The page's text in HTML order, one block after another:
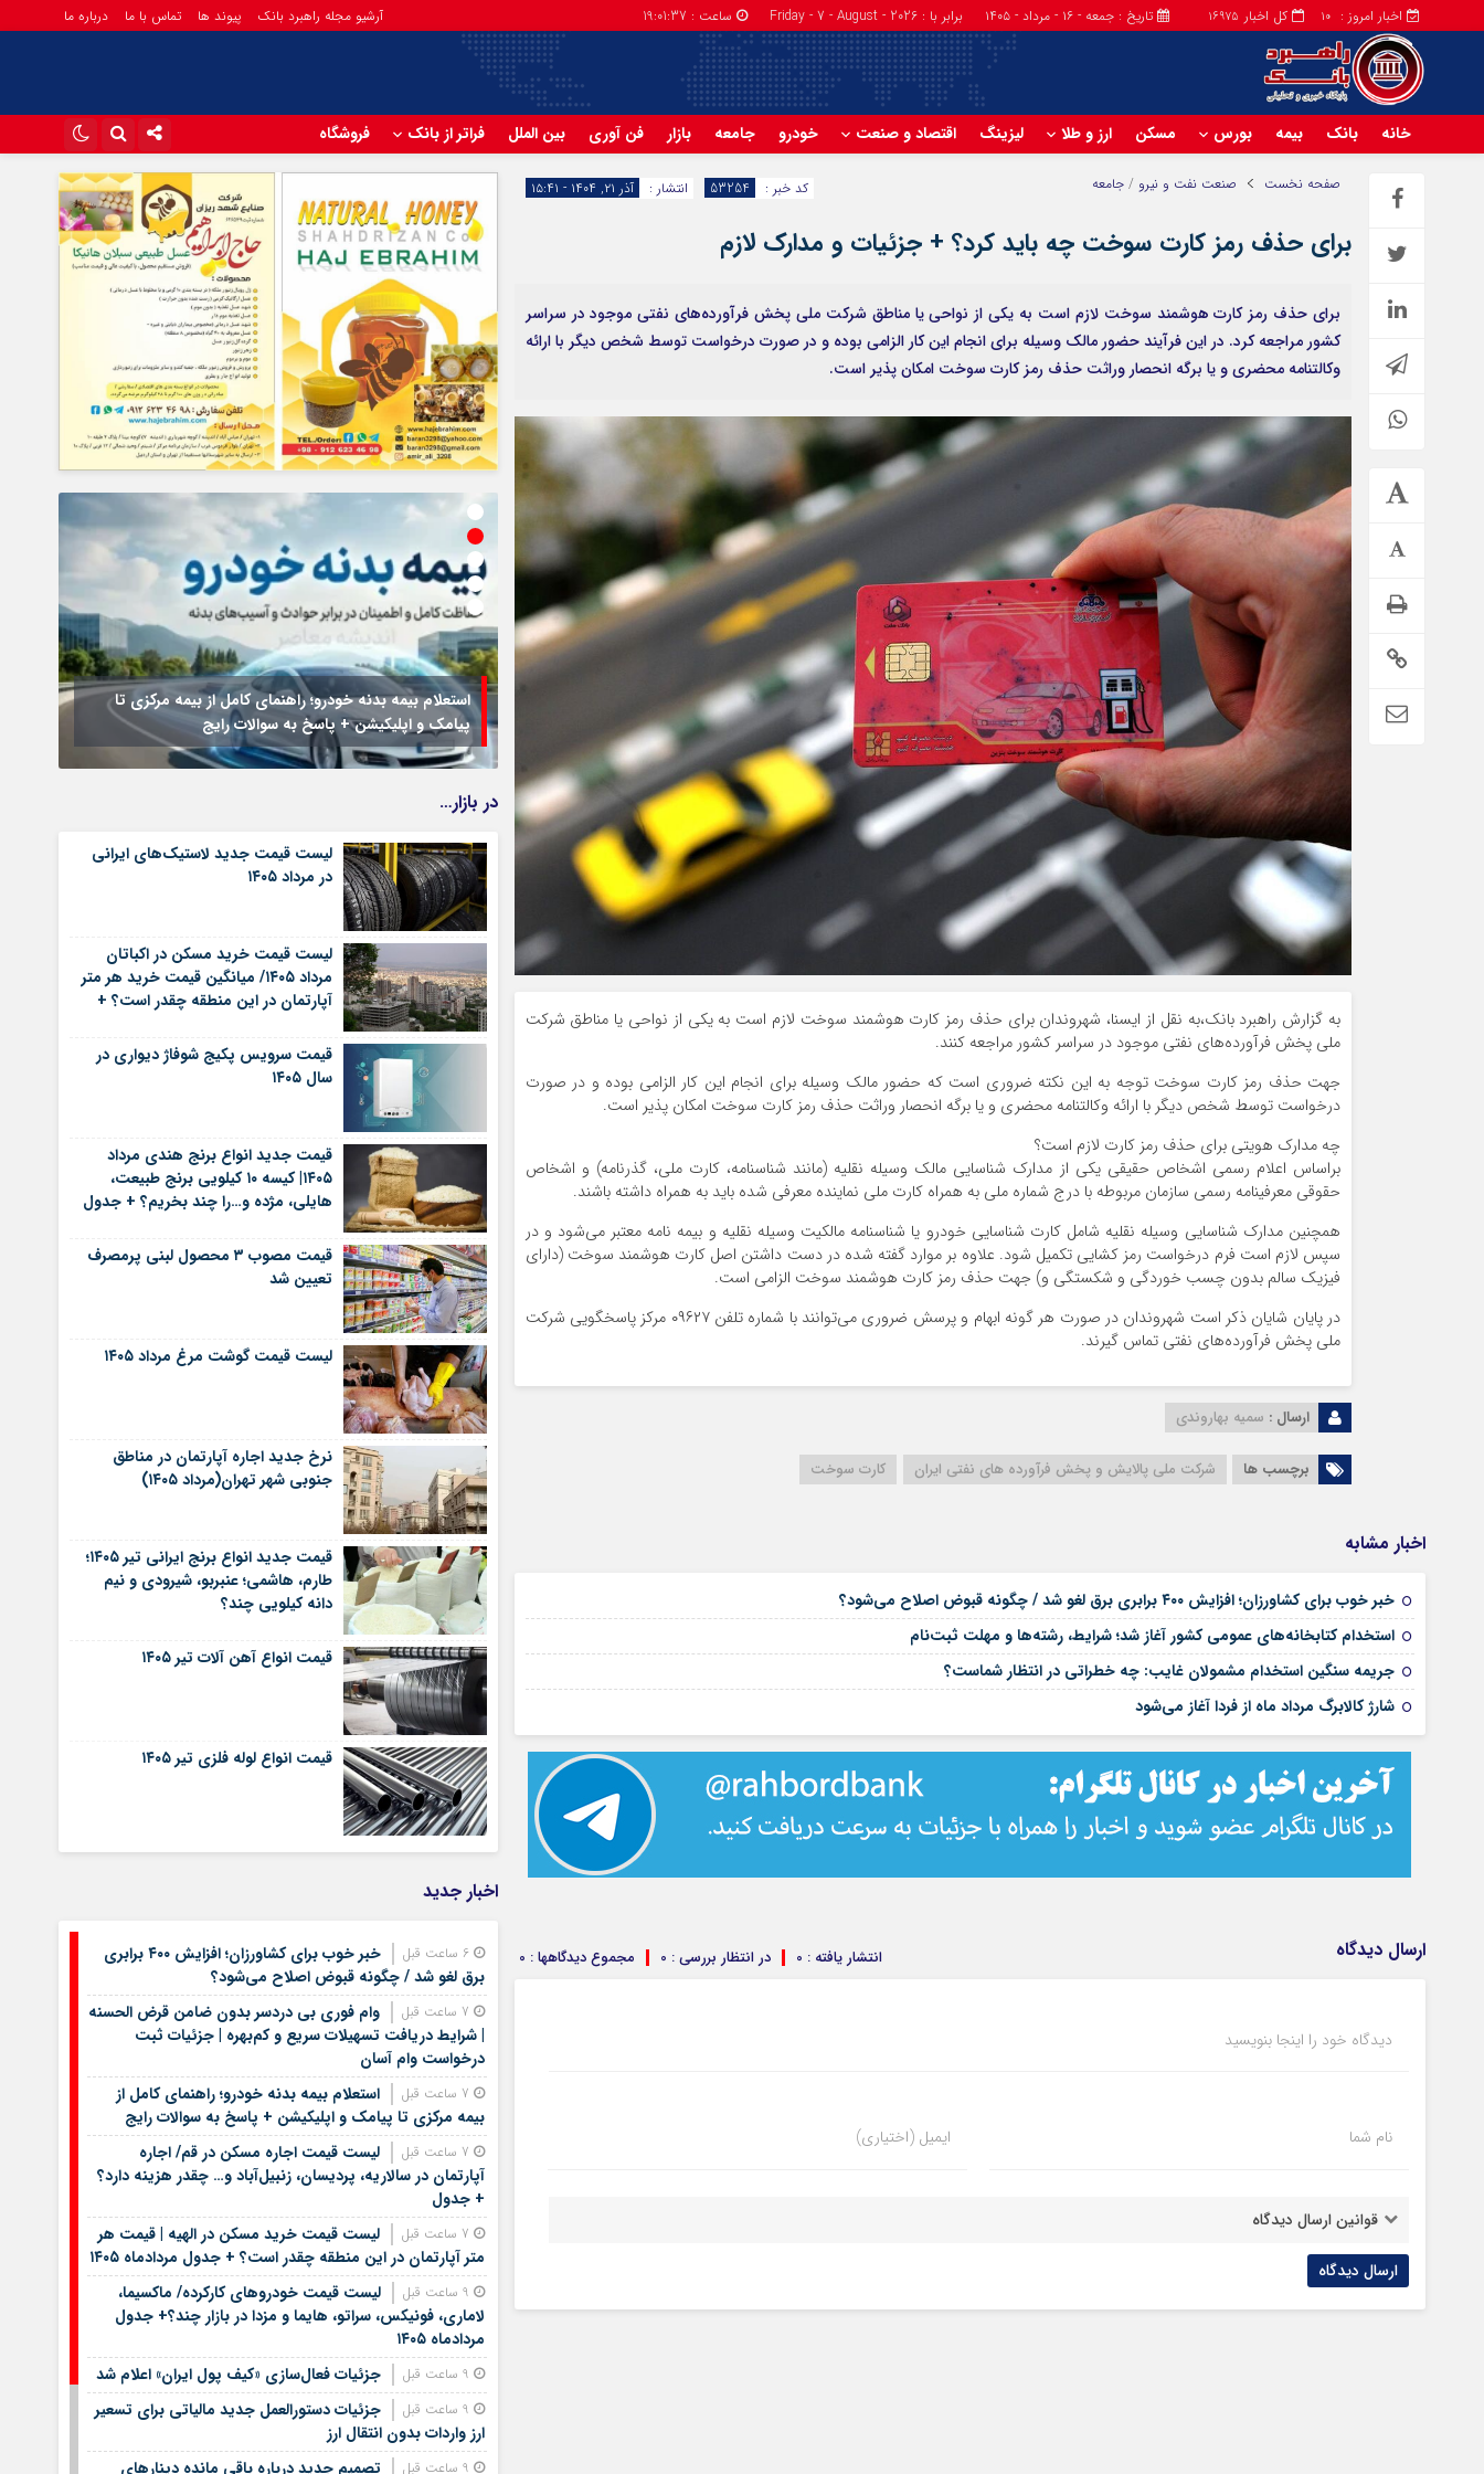
کل اخبار 16975 اخبار امروز : 10 تاریخ : جمعه - ۱۶ - مرداد - ۱۴۰۵ برابر با : Friday - 7 - August - 2026 ساعت : 19:01:37 آرشیو مجله راهبرد بانک پیوند ها تماس با ما درباره ما
خانه بانک بیمه بورس مسکن ارز و طلا لیزینگ اقتصاد و صنعت خودرو جامعه بازار فن آوری بین الملل فراتر از بانک فروشگاه
اینستاگرام
تلگرام
آپارات
صفحه نخست صنعت نفت و نیرو / جامعه انتشار : آذر ۲۱, ۱۴۰۴ - ۱۵:۴۱ کد خبر : 53254
برای حذف رمز کارت سوخت چه باید کرد؟ + جزئیات و مدارک لازم
برای حذف رمز کارت هوشمند سوخت لازم است به یکی از نواحی یا مناطق شرکت ملی پخش فرآورده‌های نفتی موجود در سراسر
کشور مراجعه کرد. در این فرآیند حضور مالک وسیله برای انجام این کار الزامی بوده و در صورت درخواست توسط شخص دیگر با ارائه
وکالتنامه محضری و یا برگه انحصار وراثت حذف رمز کارت سوخت امکان پذیر است.
به گزارش راهبرد بانک،به نقل از ایسنا، شهروندان برای حذف رمز کارت هوشمند سوخت لازم است به یکی از نواحی یا مناطق شرکت
ملی پخش فرآورده‌های نفتی موجود در سراسر کشور مراجعه کنند.
جهت حذف رمز کارت سوخت توجه به این نکته ضروری است که حضور مالک وسیله برای انجام این کار الزامی بوده و در صورت
درخواست توسط شخص دیگر با ارائه وکالتنامه محضری و یا برگه انحصار وراثت حذف رمز کارت سوخت امکان پذیر است.
چه مدارک هویتی برای حذف رمز کارت لازم است؟
براساس اعلام رسمی اشخاص حقیقی یکی از مدارک شناسایی مالک وسیله نقلیه (مانند شناسنامه، کارت ملی، گذرنامه) و اشخاص
حقوقی معرفینامه رسمی سازمان مربوطه با درج شماره ملی به همراه کارت ملی نماینده معرفی شده باید به همراه داشته باشند.
همچنین مدارک شناسایی وسیله نقلیه شامل کارت شناسایی خودرو یا شناسنامه مالکیت وسیله نقلیه و بیمه نامه معتبر می‌شود و در
سپس لازم است فرم درخواست رمز کشایی تکمیل شود. علاوه بر موارد گفته شده در دست داشتن اصل کارت هوشمند سوخت (دارای
فیزیک سالم بدون چسب خوردگی و شکستگی و) جهت حذف رمز کارت هوشمند سوخت الزامی است.
در پایان شایان ذکر است شهروندان در صورت هر گونه ابهام و پرسش ضروری می‌توانند با شماره تلفن ۰۹۶۲۷ مرکز پاسخگویی شرکت
ملی پخش فرآورده‌های نفتی تماس گیرند.
ارسال : سمیه بهاروندی
برچسب ها شرکت ملی پالایش و پخش فرآورده های نفتی ایران کارت سوخت
اخبار مشابه
خبر خوب برای کشاورزان؛ افزایش ۴۰۰ برابری برق لغو شد / چگونه قبوض اصلاح می‌شود؟
استخدام کتابخانه‌های عمومی کشور آغاز شد؛ شرایط، رشته‌ها و مهلت ثبت‌نام
جریمه سنگین استخدام مشمولان غایب: چه خطراتی در انتظار شماست؟
شارژ کالابرگ مرداد ماه از فردا آغاز می‌شود
ارسال دیدگاه مجموع دیدگاهها : 0 در انتظار بررسی : 0 انتشار یافته : 0
دیدگاه خود را اینجا بنویسید
نام شما ایمیل (اختیاری)
قوانین ارسال دیدگاه
تمدید خودکار بیمه سلامت دهک‌های اقتصادی ۱ تا ۵ تهران
وام فوری بی دردسر بدون ضامن قرض الحسنه | شرایط
دریافت تسهیلات سریع و کم‌بهره | جزئیات ثبت درخواست
وام آسان
استعلام بیمه بدنه خودرو؛ راهنمای کامل از بیمه مرکزی تا
پیامک و اپلیکیشن + پاسخ به سوالات رایج
در بازار…
لیست قیمت جدید لاستیک‌های ایرانی
در مرداد ۱۴۰۵
لیست قیمت خرید مسکن در اکباتان
مرداد ۱۴۰۵/ میانگین قیمت خرید هر متر
آپارتمان در این منطقه چقدر است؟ +
قیمت سرویس پکیج شوفاژ دیواری در
سال ۱۴۰۵
قیمت جدید انواع برنج هندی مرداد
۱۴۰۵| کیسه ۱۰ کیلویی برنج طبیعت،
هایلی، مژده و…را چند بخریم؟ + جدول
قیمت مصوب ۳ محصول لبنی پرمصرف
تعیین شد
لیست قیمت گوشت مرغ مرداد ۱۴۰۵
نرخ جدید اجاره آپارتمان در مناطق
جنوبی شهر تهران(مرداد ۱۴۰۵)
قیمت جدید انواع برنج ایرانی تیر ۱۴۰۵؛
طارم، هاشمی؛ عنبربو، شیرودی و نیم
دانه کیلویی چند؟
قیمت انواع آهن آلات تیر ۱۴۰۵
قیمت انواع لوله فلزی تیر ۱۴۰۵
اخبار جدید
خبر خوب برای کشاورزان؛ افزایش ۴۰۰ برابری
برق لغو شد / چگونه قبوض اصلاح می‌شود؟
وام فوری بی دردسر بدون ضامن قرض الحسنه
| شرایط دریافت تسهیلات سریع و کم‌بهره | جزئیات ثبت
درخواست وام آسان
استعلام بیمه بدنه خودرو؛ راهنمای کامل از
بیمه مرکزی تا پیامک و اپلیکیشن + پاسخ به سوالات رایج
لیست قیمت اجاره مسکن در قم/ اجاره
آپارتمان در سالاریه، پردیسان، زنبیل‌آباد و… چقدر هزینه دارد؟
+ جدول
لیست قیمت خرید مسکن در الهیه | قیمت هر
متر آپارتمان در این منطقه چقدر است؟ + جدول مردادماه ۱۴۰۵
لیست قیمت خودروهای کارکرده/ ماکسیما،
لاماری، فونیکس، سراتو، هایما و مزدا در بازار چند؟+ جدول
مردادماه ۱۴۰۵
جزئیات فعال‌سازی «کیف پول ایران» اعلام شد
جزئیات دستورالعمل جدید مالیاتی برای تسعیر
ارز واردات بدون انتقال ارز
تصمیم جدید درباره باقی مانده دینارهای